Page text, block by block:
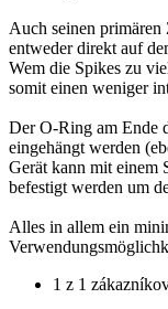
Auch seinen primären
entweder direkt auf
Wem die Spikes zu
somit einen weniger
Der O-Ring am Ende
eingehängt werden
Gerät kann mit einem
befestigt werden um
Alles in allem ein
1 z 1